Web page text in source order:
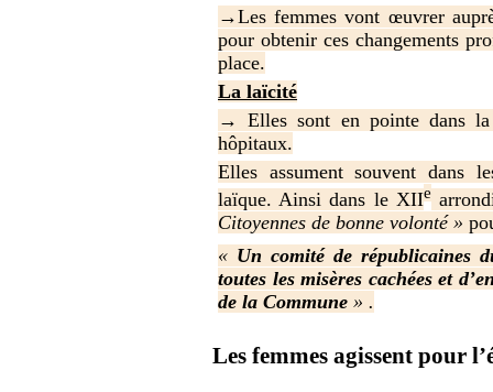
→Les femmes vont œuvrer
pour obtenir ces changements
place.
La laïcité
→ Elles sont en pointe dans
hôpitaux.
Elles assument souvent dans
laïque. Ainsi dans le XIIe
Citoyennes de bonne volonté »
« Un comité de républicaines
toutes les misères cachées et
de la Commune» .
Les femmes agissent pour